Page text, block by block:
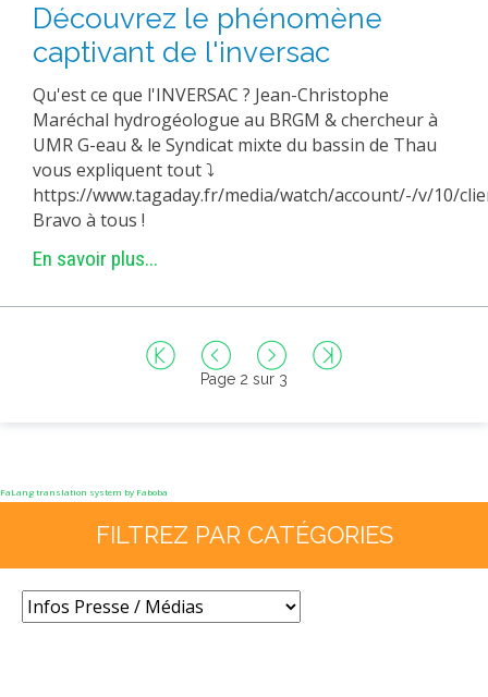
Découvrez le phénomène
captivant de l'inversac
Qu'est ce que l'INVERSAC ? Jean-Christophe
Maréchal hydrogéologue au BRGM & chercheur à
UMR G-eau & le Syndicat mixte du bassin de Thau
vous expliquent tout ⤵
https://www.tagaday.fr/media/watch/account/-/v/10/
Bravo à tous !
En savoir plus...
Page 2 sur 3
FaLang translation system by Faboba
FILTREZ PAR CATÉGORIES